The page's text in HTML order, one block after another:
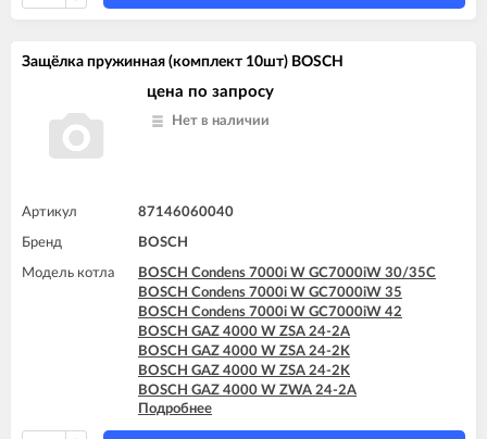
BOSCH GAZ 7000 W ZWC 24-3MFK
BOSCH GAZ 7000 W ZWC 35-3MFA
Защёлка пружинная (комплект 10шт) BOSCH
цена по запросу
Нет в наличии
Артикул 87146060040
Бренд BOSCH
Модель котла
BOSCH Condens 7000i W GC7000iW 30/35C
BOSCH Condens 7000i W GC7000iW 35
BOSCH Condens 7000i W GC7000iW 42
BOSCH GAZ 4000 W ZSA 24-2A
BOSCH GAZ 4000 W ZSA 24-2K
BOSCH GAZ 4000 W ZSA 24-2K
BOSCH GAZ 4000 W ZWA 24-2A
BOSCH GAZ 4000 W ZWA 24-2K
BOSCH GAZ 4000 W ZWA 24-2K
Подробнее